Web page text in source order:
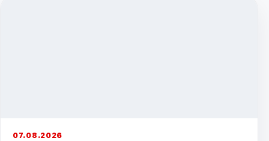
07.08.2026